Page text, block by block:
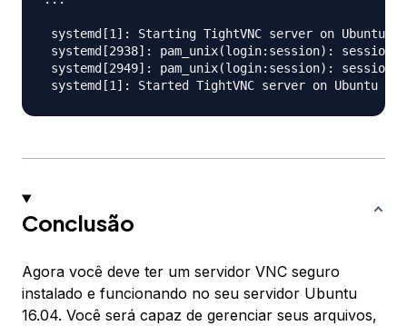
systemd[1]: Starting TightVNC server on Ubuntu
systemd[2938]: pam_unix(login:session):
systemd[2949]: pam_unix(login:session):
Conclusão
Agora você deve ter um servidor VNC seguro
instalado e funcionando no seu servidor Ubuntu
16.04. Você será capaz de gerenciar seus arquivos,